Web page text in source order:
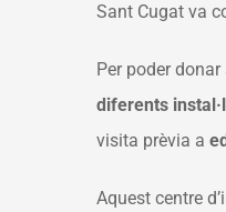
Sant Cugat va
Per poder
diferents
visita prèvia a
Aquest centre